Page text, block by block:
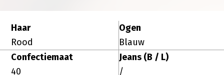
Haar
Rood
Ogen
Blauw
Confectiemaat
40
Jeans (B / L)
/